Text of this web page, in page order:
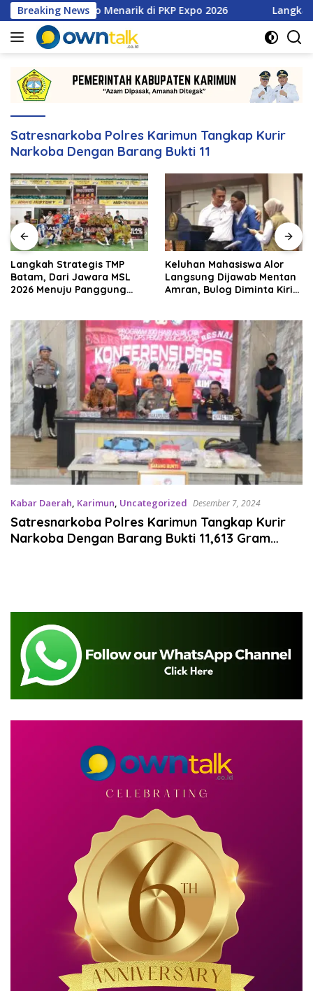
Langsung
ke
konten
Breaking News
Promo Menarik di PKP Expo 2026 Langkah
Satresnarkoba Polres Karimun Tangkap Kurir
Narkoba Dengan Barang Bukti 11
Langkah Strategis TMP
Batam, Dari Jawara MSL
2026 Menuju Panggung
Keluhan Mahasiswa Alor
Langsung Dijawab Mentan
Amran, Bulog Diminta Kirim
Kabar Daerah, Karimun, Uncategorized Desember 7, 2024
Satresnarkoba Polres Karimun Tangkap Kurir
Narkoba Dengan Barang Bukti 11,613 Gram